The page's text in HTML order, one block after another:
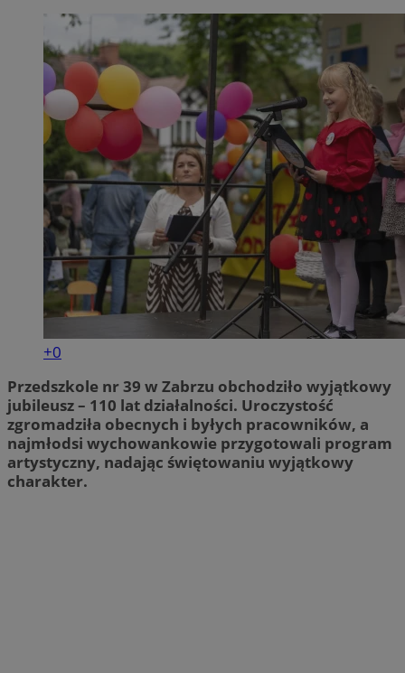
+0
Przedszkole nr 39 w Zabrzu obchodziło wyjątkowy
jubileusz – 110 lat działalności. Uroczystość
zgromadziła obecnych i byłych pracowników, a
najmłodsi wychowankowie przygotowali program
artystyczny, nadając świętowaniu wyjątkowy
charakter.